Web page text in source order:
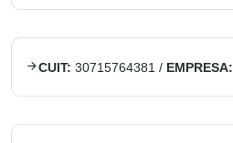
CUIT: 30715764381 / EMPRESA: